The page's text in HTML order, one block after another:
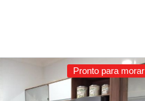
Pronto para morar